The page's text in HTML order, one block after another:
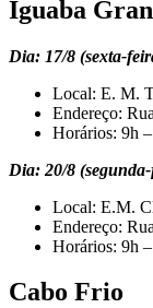
Iguaba
Dia: 17/8 (sexta-
Local: E. M.
Endereço:
Horários: 9h
Dia: 20/8
Local: E.M.
Endereço:
Horários: 9h
Cabo Frio